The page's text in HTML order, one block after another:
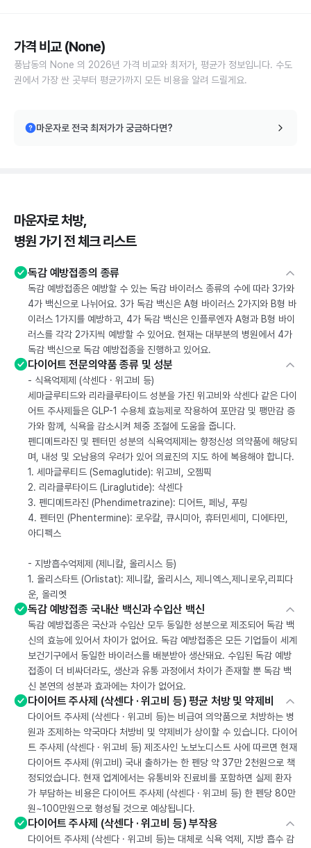
가격 비교 (None)
풍납동의 None 의 2026년 가격 비교와 최저가, 평균가 정보입니다. 수도
권에서 가장 싼 곳부터 평균가까지 모든 비용을 알려 드릴게요.
마운자로 전국 최저가가 궁금하다면?
마운자로 처방,
병원 가기 전 체크 리스트
독감 예방접종의 종류
독감 예방접종은 예방할 수 있는 독감 바이러스 종류의 수에 따라 3가와
4가 백신으로 나뉘어요. 3가 독감 백신은 A형 바이러스 2가지와 B형 바
이러스 1가지를 예방하고, 4가 독감 백신은 인플루엔자 A형과 B형 바이
러스를 각각 2가지씩 예방할 수 있어요. 현재는 대부분의 병원에서 4가
독감 백신으로 독감 예방접종을 진행하고 있어요.
다이어트 전문의약품 종류 및 성분
- 식욕억제제 (삭센다 · 위고비 등)
세마글루티드와 리라클루타이드 성분을 가진 위고비와 삭센다 같은 다이
어트 주사제들은 GLP-1 수용체 효능제로 작용하여 포만감 및 팽만감 증
가와 함께, 식욕을 감소시켜 체중 조절에 도움을 줍니다.
펜디메트라진 및 펜터민 성분의 식욕억제제는 향정신성 의약품에 해당되
며, 내성 및 오남용의 우려가 있어 의료진의 지도 하에 복용해야 합니다.
1. 세마글루티드 (Semaglutide): 위고비, 오젬픽
2. 리라클루타이드 (Liraglutide): 삭센다
3. 펜디메트라진 (Phendimetrazine): 디어트, 페닝, 푸링
4. 펜터민 (Phentermine): 로우칼, 큐시미아, 휴터민세미, 디에타민,
아디펙스
- 지방흡수억제제 (제니칼, 올리시스 등)
1. 올리스타트 (Orlistat): 제니칼, 올리시스, 제니엑스,제니로우,리피다
운, 올리엣
독감 예방접종 국내산 백신과 수입산 백신
독감 예방접종은 국산과 수입산 모두 동일한 성분으로 제조되어 독감 백
신의 효능에 있어서 차이가 없어요. 독감 예방접종은 모든 기업들이 세계
보건기구에서 동일한 바이러스를 배분받아 생산돼요. 수입된 독감 예방
접종이 더 비싸더라도, 생산과 유통 과정에서 차이가 존재할 뿐 독감 백
신 본연의 성분과 효과에는 차이가 없어요.
다이어트 주사제 (삭센다 · 위고비 등) 평균 처방 및 약제비
다이어트 주사제 (삭센다 · 위고비 등)는 비급여 의약품으로 처방하는 병
원과 조제하는 약국마다 처방비 및 약제비가 상이할 수 있습니다. 다이어
트 주사제 (삭센다 · 위고비 등) 제조사인 노보노디스트 사에 따르면 현재
다이어트 주사제 (위고비) 국내 출하가는 한 펜당 약 37만 2천원으로 책
정되었습니다. 현재 업계에서는 유통비와 진료비를 포함하면 실제 환자
가 부담하는 비용은 다이어트 주사제 (삭센다 · 위고비 등) 한 펜당 80만
원~100만원으로 형성될 것으로 예상됩니다.
다이어트 주사제 (삭센다 · 위고비 등) 부작용
다이어트 주사제 (삭센다 · 위고비 등)는 대체로 식욕 억제, 지방 흡수 감